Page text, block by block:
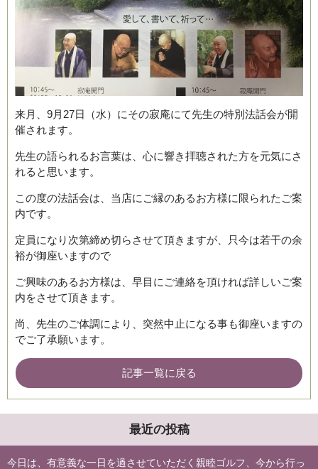
来月、9月27日（水）にその寂庵にて先生の特別法話会が開
催されます。
先生の語られるお言葉は、心に響き拝聴された方を元気にさ
れると思います。
この度の法話会は、当店にご縁のあるお方様に限られたご案
内です。
定員になり次第締め切らさせて頂きますが、只今は若干の余
裕が御座いますので
ご興味のあるお方様は、早目にご連絡を頂ければ詳しいご案
内をさせて頂きます。
尚、先生のご体調により、突然中止になる事も御座いますの
でご了承願います。
記事一覧に戻る
最近の投稿
今日は、有意義な一日を過させていただく親睦ゴルフ、今から行っ